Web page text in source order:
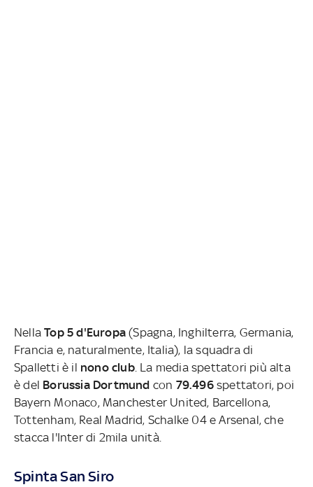
NellaTop 5 d'Europa (Spagna, Inghilterra, Germania,
Francia e, naturalmente, Italia), la squadra di
Spalletti è il nono club. La media spettatori più alta
è del Borussia Dortmund con 79.496spettatori, poi
Bayern Monaco, Manchester United, Barcellona,
Tottenham, Real Madrid, Schalke 04 e Arsenal, che
stacca l'Inter di 2mila unità.
Spinta San Siro